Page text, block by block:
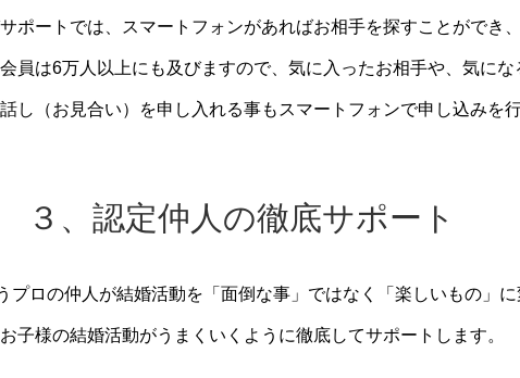
ポートでは、スマートフォンがあればお相手を探すことができ
員は6万人以上にも及びますので、気に入ったお相手や、気に
し（お見合い）を申し入れる事もスマートフォンで申し込みを
３、認定仲人の徹底サポート
プロの仲人が結婚活動を「面倒な事」ではなく「楽しいもの」
子様の結婚活動がうまくいくように徹底してサポートします。